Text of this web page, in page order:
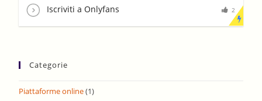
Iscriviti a Onlyfans 2
Categorie
Piattaforme online(1)